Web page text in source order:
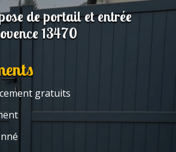
de portail et entrée
13470
gratuits